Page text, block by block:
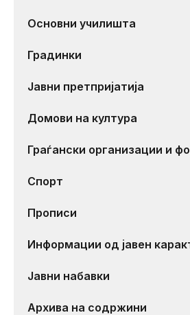
Основни училишта
Градинки
Јавни претпријатија
Домови на култура
Граѓански организации и
Спорт
Прописи
Информации од јавен
Јавни набавки
Архива на содржини